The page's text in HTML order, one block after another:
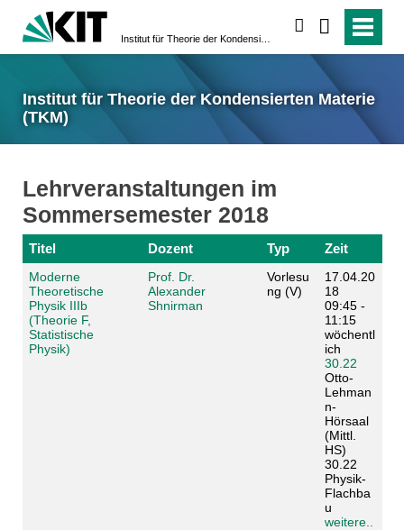
Institut für Theorie der Kondensierten Materie
(TKM)
Lehrveranstaltungen im
Sommersemester 2018
Titel Dozent Typ Zeit
Moderne
Theoretische
Physik IIIb
(Theorie F,
Statistische
Physik)
Prof. Dr.
Alexander
Shnirman
Vorlesu
ng (V)
17.04.20
18
09:45 -
11:15
wöchentl
ich
30.22
Otto-
Lehman
n-
Hörsaal
(Mittl.
HS)
30.22
Physik-
Flachba
u
weitere..